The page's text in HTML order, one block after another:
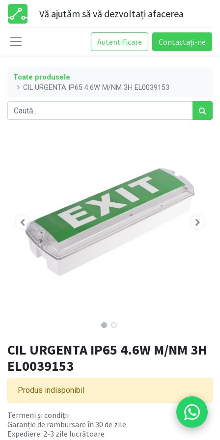
Vă ajutăm să vă dezvoltați afacerea
Autentificare Contactați-ne
Toate produsele
CIL URGENTA IP65 4.6W M/NM 3H EL0039153
CIL URGENTA IP65 4.6W M/NM 3H
EL0039153
Produs indisponibil
Termeni și condiții
Garanție de rambursare în 30 de zile
Expediere: 2-3 zile lucrătoare